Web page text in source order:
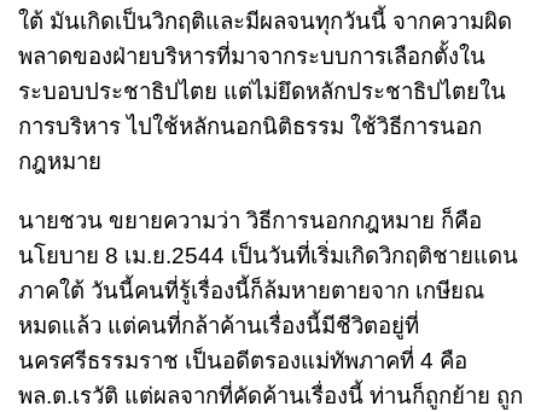
ใต้ มันเกิดเป็นวิกฤติและมีผลจนทุกวันนี้ จากความผิด
พลาดของฝ่ายบริหารที่มาจากระบบการเลือกตั้งใน
ระบอบประชาธิปไตย แต่ไม่ยึดหลักประชาธิปไตยใน
การบริหาร ไปใช้หลักนอกนิติธรรม ใช้วิธีการนอก
กฎหมาย
นายชวน ขยายความว่า วิธีการนอกกฎหมาย ก็คือ
นโยบาย 8 เม.ย.2544 เป็นวันที่เริ่มเกิดวิกฤติชายแดน
ภาคใต้ วันนี้คนที่รู้เรื่องนี้ก็ล้มหายตายจาก เกษียณ
หมดแล้ว แต่คนที่กล้าค้านเรื่องนี้มีชีวิตอยู่ที่
นครศรีธรรมราช เป็นอดีตรองแม่ทัพภาคที่ 4 คือ
พล.ต.เรวัติ แต่ผลจากที่คัดค้านเรื่องนี้ ท่านก็ถูกย้าย ถูก